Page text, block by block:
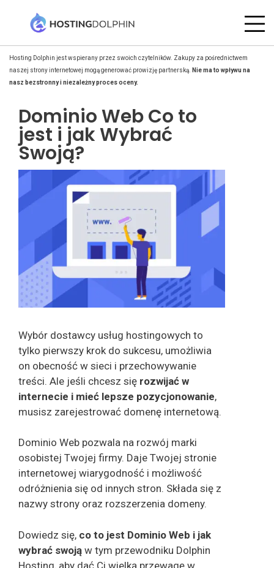
Hosting Dolphin jest wspierany przez swoich czytelników. Zakupy za pośrednictwem
naszej strony internetowej mogą generować prowizję partnerską.
Nie ma to wpływu na
nasz bezstronny i niezależny proces oceny.
Dominio Web Co to
jest i jak Wybrać
Swoją?
Wybór dostawcy usług hostingowych to
tylko pierwszy krok do sukcesu, umożliwia
on obecność w sieci i przechowywanie
treści. Ale jeśli chcesz się rozwijać w
internecie i mieć lepsze pozycjonowanie,
musisz zarejestrować domenę internetową.
Dominio Web pozwala na rozwój marki
osobistej Twojej firmy. Daje Twojej stronie
internetowej wiarygodność i możliwość
odróżnienia się od innych stron. Składa się z
nazwy strony oraz rozszerzenia domeny.
Dowiedz się, co to jest Dominio Web i jak
wybrać swoją w tym przewodniku Dolphin
Hosting, aby dać Ci wielką przewagę w